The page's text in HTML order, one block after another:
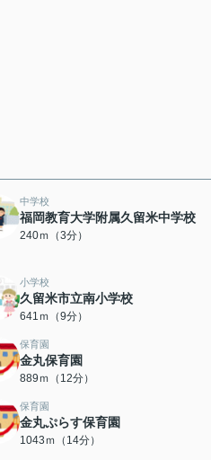
中学校
福岡教育大学附属久留米中学校
240ｍ（3分）
小学校
久留米市立南小学校
641ｍ（9分）
保育園
金丸保育園
889ｍ（12分）
保育園
金丸ぷらす保育園
1043ｍ（14分）